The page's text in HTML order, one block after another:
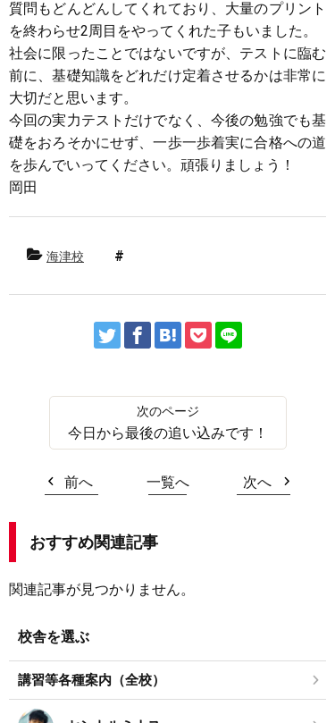
質問もどんどんしてくれており、大量のプリント
を終わらせ2周目をやってくれた子もいました。
社会に限ったことではないですが、テストに臨む
前に、基礎知識をどれだけ定着させるかは非常に
大切だと思います。
今回の実力テストだけでなく、今後の勉強でも基
礎をおろそかにせず、一歩一歩着実に合格への道
を歩んでいってください。頑張りましょう！
岡田
海津校
今日から最後の追い込みです！
前へ 一覧へ 次へ
おすすめ関連記事
関連記事が見つかりません。
校舎を選ぶ
講習等各種案内（全校）